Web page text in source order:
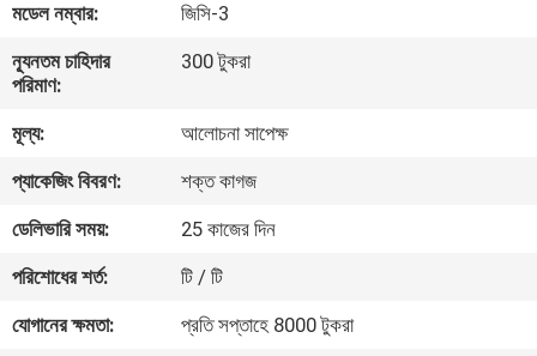
কারখানা
ভ্রমণ
মান
নিয়ন্ত্রণ
যোগাযোগ
করুন
মডেল নম্বার:
জিসি-3
ন্যূনতম চাহিদার
পরিমাণ:
300 টুকরা
মূল্য:
আলোচনা সাপেক্ষ
প্যাকেজিং বিবরণ:
শক্ত কাগজ
ডেলিভারি সময়:
25 কাজের দিন
পরিশোধের শর্ত:
টি / টি
যোগানের ক্ষমতা:
প্রতি সপ্তাহে 8000 টুকরা